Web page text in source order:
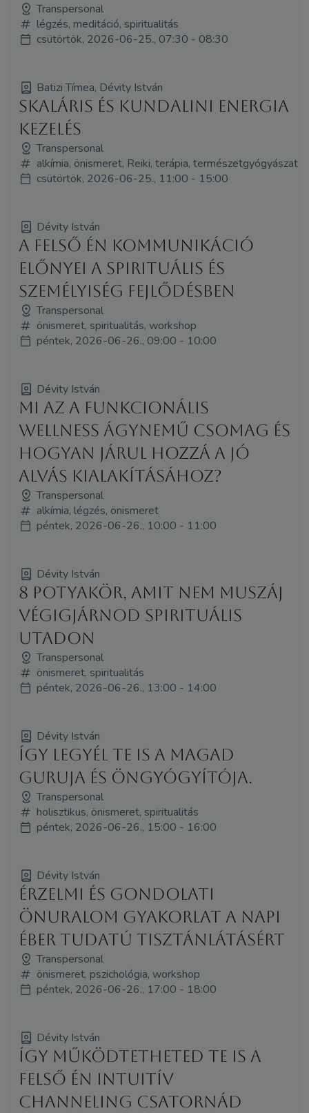
Transpersonal
légzés, meditáció, spiritualitás
csütörtök, 2026-06-25., 07:30 - 08:30
Batizi Tímea, Dévity István
SKALÁRIS ÉS KUNDALINI ENERGIA
KEZELÉS
Transpersonal
alkímia, önismeret, Reiki, terápia, természetgyógyászat
csütörtök, 2026-06-25., 11:00 - 15:00
Dévity István
A Felső Én kommunikáció
előnyei a spirituális és
személyiség fejlődésben
Transpersonal
önismeret, spiritualitás, workshop
péntek, 2026-06-26., 09:00 - 10:00
Dévity István
Mi az a funkcionális
wellness ágynemű csomag és
hogyan járul hozzá a jó
alvás kialakításához?
Transpersonal
alkímia, légzés, önismeret
péntek, 2026-06-26., 10:00 - 11:00
Dévity István
8 potyakör, amit nem muszáj
végigjárnod spirituális
utadon
Transpersonal
önismeret, spiritualitás
péntek, 2026-06-26., 13:00 - 14:00
Dévity István
Így legyél Te is a magad
guruja és öngyógyítója.
Transpersonal
holisztikus, önismeret, spiritualitás
péntek, 2026-06-26., 15:00 - 16:00
Dévity István
Érzelmi és gondolati
önuralom gyakorlat a napi
éber tudatú tisztánlátásért
Transpersonal
önismeret, pszichológia, workshop
péntek, 2026-06-26., 17:00 - 18:00
Dévity István
Így működtetheted Te is a
felső Én intuitív
channeling csatornád